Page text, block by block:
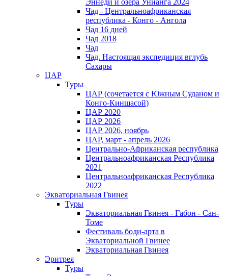
Эннеди и озера Унианга 2024
Чад - Центральноафриканская
республика - Конго - Ангола
Чад 16 дней
Чад 2018
Чад
Чад. Настоящая экспедиция вглубь
Сахары
ЦАР
Туры
ЦАР (сочетается с Южным Суданом и
Конго-Киншасой)
ЦАР 2020
ЦАР 2026
ЦАР 2026, ноябрь
ЦАР, март - апрель 2026
Центрально-Африканская республика
Центральноафриканская Республика
2021
Центральноафриканская Республика
2022
Экваториальная Гвинея
Туры
Экваториальная Гвинея - Габон - Сан-
Томе
Фестиваль боди-арта в
Экваториальной Гвинее
Экваториальная Гвинея
Эритрея
Туры